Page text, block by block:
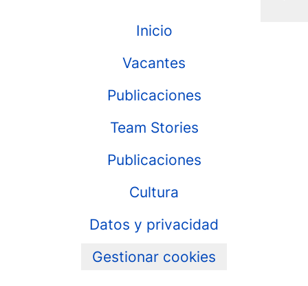
Inicio
Vacantes
Publicaciones
Team Stories
Publicaciones
Cultura
Datos y privacidad
Gestionar cookies